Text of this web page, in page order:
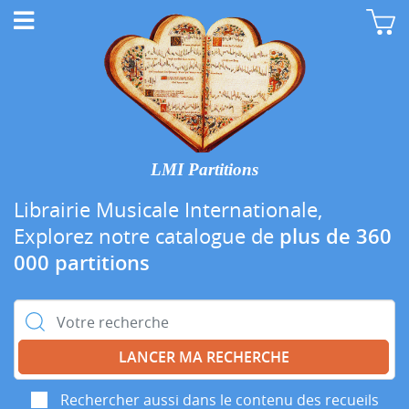
LMI Partitions
Librairie Musicale Internationale,
Explorez notre catalogue de plus de 360
000 partitions
Rechercher :
Rechercher aussi dans le contenu des recueils